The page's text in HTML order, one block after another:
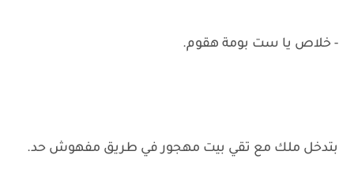
- خلاص يا ست بومة هقوم.
بتدخل ملك مع تقي بيت مهجور في طريق مفهوش حد.